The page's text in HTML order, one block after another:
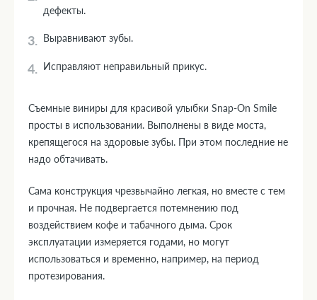
дефекты.
Выравнивают зубы.
Исправляют неправильный прикус.
Съемные виниры для красивой улыбки Snap-On Smile
просты в использовании. Выполнены в виде моста,
крепящегося на здоровые зубы. При этом последние не
надо обтачивать.
Сама конструкция чрезвычайно легкая, но вместе с тем
и прочная. Не подвергается потемнению под
воздействием кофе и табачного дыма. Срок
эксплуатации измеряется годами, но могут
использоваться и временно, например, на период
протезирования.